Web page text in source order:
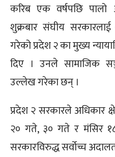
करिब एक वर्षपछि पालो
शुक्रबार संघीय
गरेको प्रदेश २ का मुख्य
दिए । उनले सामाजिक
उल्लेख गरेका छन् ।
प्रदेश २ सरकारले अधिकार
२० गते, ३० गते र मंसिर
सरकारविरुद्ध सर्वोच्च